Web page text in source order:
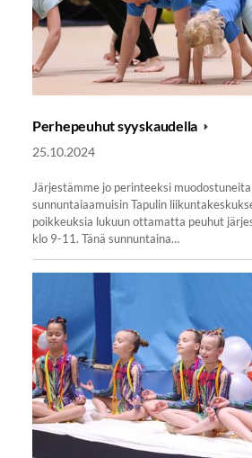
Perhepeuhut syyskaudella
25.10.2024
Järjestämme jo perinteeksi
sunnuntaiaamuisin Tapulin
poikkeuksia lukuun ottamatta peuhut
klo 9-11. Tänä sunnuntaina…